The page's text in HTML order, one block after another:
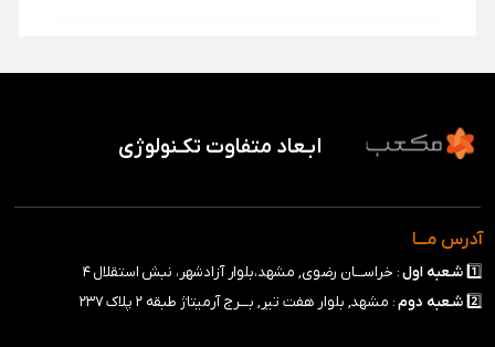
ابـعاد متفاوت تکـنولوژی
آدرس مـــا
1️⃣ شـعبه اول: خراســـان رضوی, مشهد،بلوار آزادشهر، نبش استقلال ۴
2️⃣ شـعبه دوم: مشهد, بلوار هفت تیر, بـــرج آرمیتاژ طبقه ۲ پلاک ۲۳۷